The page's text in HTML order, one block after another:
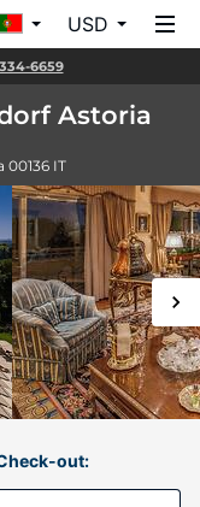
USD
6659
Astoria
00136 IT
out: